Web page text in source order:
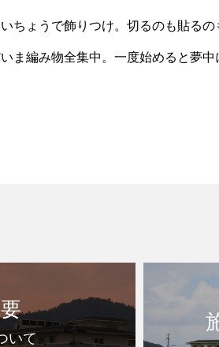
ちょうで飾りつけ。切るのも貼る
ま編み物全集中。一度始めると夢
いて